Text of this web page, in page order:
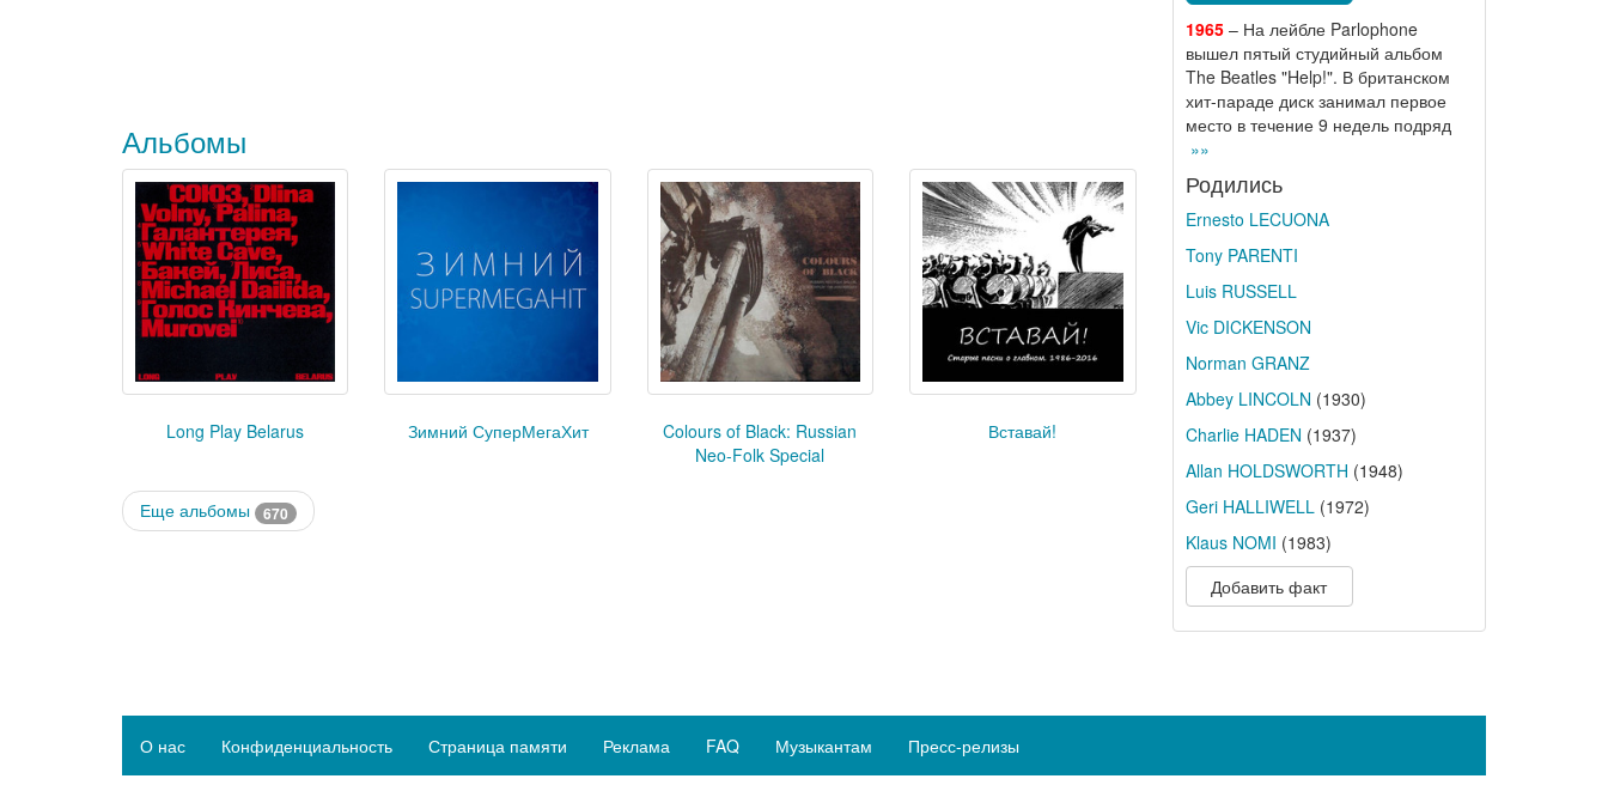
Альбомы
Long Play Belarus Зимний СуперМегаХит
Colours of Black: Russian
Neo-Folk Special
Вставай!
Еще альбомы 670
1965– На лейбле Parlophone
вышел пятый студийный альбом
The Beatles "Help!". В британском
хит-параде диск занимал первое
место в течение 9 недель подряд
»»
Родились
Ernesto LECUONA
Tony PARENTI
Luis RUSSELL
Vic DICKENSON
Norman GRANZ
Abbey LINCOLN (1930)
Charlie HADEN (1937)
Allan HOLDSWORTH (1948)
Geri HALLIWELL(1972)
Klaus NOMI (1983)
Добавить факт
О нас Конфиденциальность Страница памяти Реклама FAQ Музыкантам Пресс-релизы